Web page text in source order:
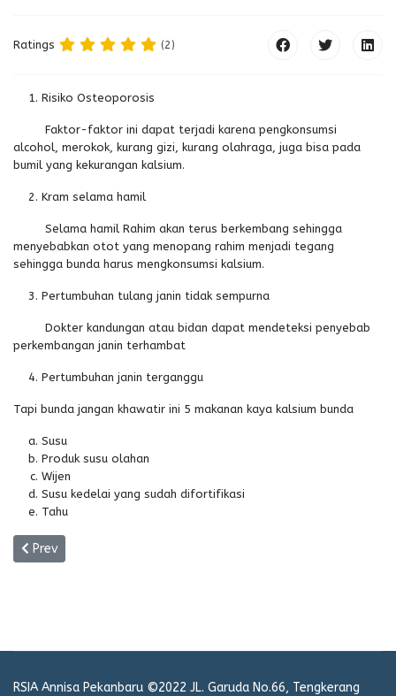
Ratings (2)
Risiko Osteoporosis
Faktor-faktor ini dapat terjadi karena pengkonsumsi
alcohol, merokok, kurang gizi, kurang olahraga, juga bisa pada
bumil yang kekurangan kalsium.
Kram selama hamil
Selama hamil Rahim akan terus berkembang sehingga
menyebabkan otot yang menopang rahim menjadi tegang
sehingga bunda harus mengkonsumsi kalsium.
Pertumbuhan tulang janin tidak sempurna
Dokter kandungan atau bidan dapat mendeteksi penyebab
perkembangan janin terhambat
Pertumbuhan janin terganggu
Tapi bunda jangan khawatir ini 5 makanan kaya kalsium bunda
Susu
Produk susu olahan
Wijen
Susu kedelai yang sudah difortifikasi
Tahu
Previous article: (EDUKASI) Cara Merawat Tali Pusar Bayi Baru
Prev
RSIA Annisa Pekanbaru ©2022 JL. Garuda No.66, Tengkerang